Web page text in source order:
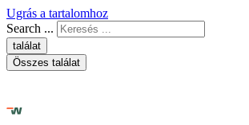
Ugrás a tartalomhoz
Search ...
találat
Összes találat